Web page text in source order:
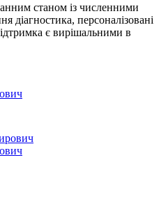
станом із численними
персоналізовані
є вирішальними в